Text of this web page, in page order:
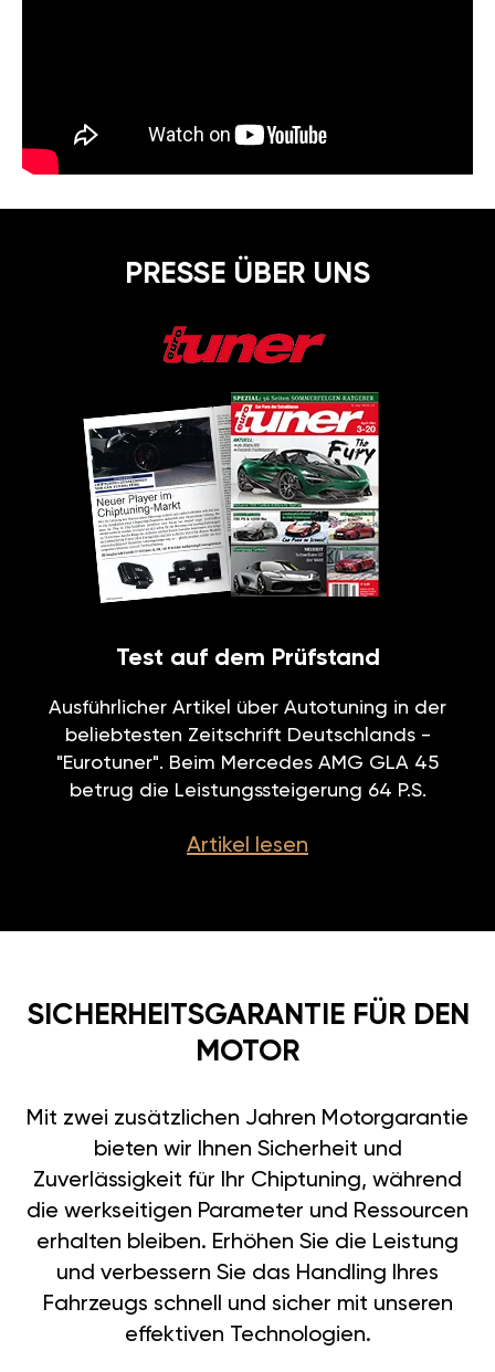
PRESSE ÜBER UNS
Test auf dem Prüfstand
Ausführlicher Artikel über Autotuning in der
beliebtesten Zeitschrift Deutschlands -
"Eurotuner". Beim Mercedes AMG GLA 45
betrug die Leistungssteigerung 64 P.S.
Artikel lesen
SICHERHEITSGARANTIE FÜR DEN
MOTOR
Mit zwei zusätzlichen Jahren Motorgarantie
bieten wir Ihnen Sicherheit und
Zuverlässigkeit für Ihr Chiptuning, während
die werkseitigen Parameter und Ressourcen
erhalten bleiben. Erhöhen Sie die Leistung
und verbessern Sie das Handling Ihres
Fahrzeugs schnell und sicher mit unseren
effektiven Technologien.